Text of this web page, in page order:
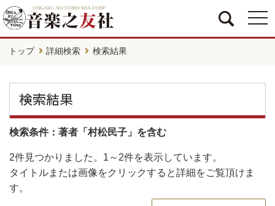
トップ 詳細検索 検索結果
検索結果
検索条件：著者「村松民子」を含む
2件見つかりました。 1～2件を表示しています。
タイトルまたは画像をクリックすると詳細をご覧頂けま
す。